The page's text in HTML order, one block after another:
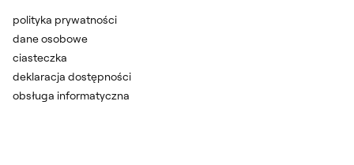
polityka prywatności
dane osobowe
ciasteczka
deklaracja dostępności
obsługa informatyczna